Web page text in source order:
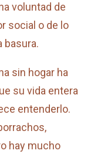
voluntad de
social o de lo
basura.
sin hogar ha
su vida entera
entenderlo.
hay mucho